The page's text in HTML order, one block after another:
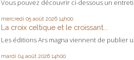
Vous pouvez découvrir ci-dessous un
mercredi 05 août 2026 14h00
La croix celtique et le croissant...
Les éditions Ars magna viennent de publier
mardi 04 août 2026 14h00